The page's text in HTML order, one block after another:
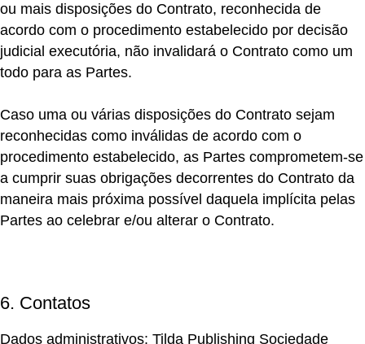
ou mais disposições do Contrato, reconhecida de
acordo com o procedimento estabelecido por decisão
judicial executória, não invalidará o Contrato como um
todo para as Partes.
Caso uma ou várias disposições do Contrato sejam
reconhecidas como inválidas de acordo com o
procedimento estabelecido, as Partes comprometem-se
a cumprir suas obrigações decorrentes do Contrato da
maneira mais próxima possível daquela implícita pelas
Partes ao celebrar e/ou alterar o Contrato.
6. Contatos
Dados administrativos: Tilda Publishing Sociedade